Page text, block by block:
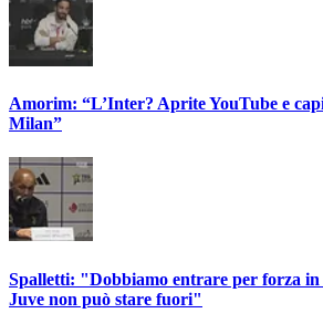
Amorim: “L’Inter? Aprite YouTube e
Milan”
Spalletti: "Dobbiamo entrare per forza in
Juve non può stare fuori"